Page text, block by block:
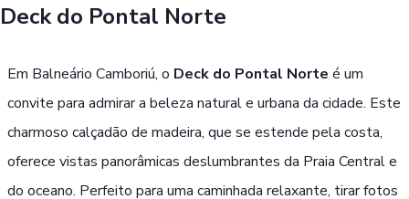
Deck do Pontal Norte
Em Balneário Camboriú, o Deck do Pontal Norte é um
convite para admirar a beleza natural e urbana da cidade. Este
charmoso calçadão de madeira, que se estende pela costa,
oferece vistas panorâmicas deslumbrantes da Praia Central e
do oceano. Perfeito para uma caminhada relaxante, tirar fotos